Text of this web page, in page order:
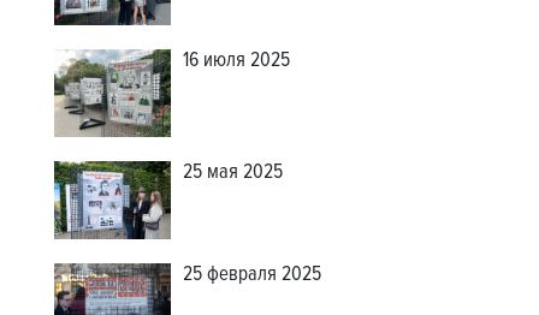
16 июля 2025
25 мая 2025
25 февраля 2025